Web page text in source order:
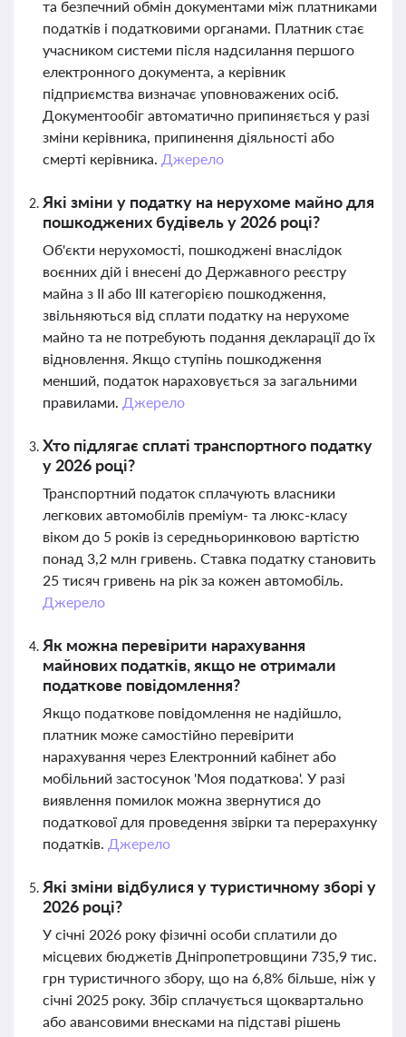
та безпечний обмін документами між платниками
податків і податковими органами. Платник стає
учасником системи після надсилання першого
електронного документа, а керівник
підприємства визначає уповноважених осіб.
Документообіг автоматично припиняється у разі
зміни керівника, припинення діяльності або
смерті керівника. Джерело
Які зміни у податку на нерухоме майно для
пошкоджених будівель у 2026 році?
Об'єкти нерухомості, пошкоджені внаслідок
воєнних дій і внесені до Державного реєстру
майна з ІІ або ІІІ категорією пошкодження,
звільняються від сплати податку на нерухоме
майно та не потребують подання декларації до їх
відновлення. Якщо ступінь пошкодження
менший, податок нараховується за загальними
правилами. Джерело
Хто підлягає сплаті транспортного податку
у 2026 році?
Транспортний податок сплачують власники
легкових автомобілів преміум- та люкс-класу
віком до 5 років із середньоринковою вартістю
понад 3,2 млн гривень. Ставка податку становить
25 тисяч гривень на рік за кожен автомобіль.
Джерело
Як можна перевірити нарахування
майнових податків, якщо не отримали
податкове повідомлення?
Якщо податкове повідомлення не надійшло,
платник може самостійно перевірити
нарахування через Електронний кабінет або
мобільний застосунок 'Моя податкова'. У разі
виявлення помилок можна звернутися до
податкової для проведення звірки та перерахунку
податків. Джерело
Які зміни відбулися у туристичному зборі у
2026 році?
У січні 2026 року фізичні особи сплатили до
місцевих бюджетів Дніпропетровщини 735,9 тис.
грн туристичного збору, що на 6,8% більше, ніж у
січні 2025 року. Збір сплачується щоквартально
або авансовими внесками на підставі рішень